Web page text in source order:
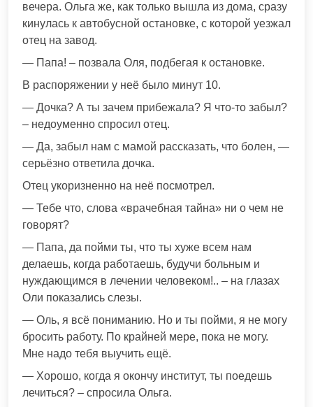
вечера. Ольга же, как только вышла из дома, сразу
кинулась к автобусной остановке, с которой уезжал
отец на завод.
— Папа! – позвала Оля, подбегая к остановке.
В распоряжении у неё было минут 10.
— Дочка? А ты зачем прибежала? Я что-то забыл?
– недоуменно спросил отец.
— Да, забыл нам с мамой рассказать, что болен, —
серьёзно ответила дочка.
Отец укоризненно на неё посмотрел.
— Тебе что, слова «врачебная тайна» ни о чем не
говорят?
— Папа, да пойми ты, что ты хуже всем нам
делаешь, когда работаешь, будучи больным и
нуждающимся в лечении человеком!.. – на глазах
Оли показались слезы.
— Оль, я всё пониманию. Но и ты пойми, я не могу
бросить работу. По крайней мере, пока не могу.
Мне надо тебя выучить ещё.
— Хорошо, когда я окончу институт, ты поедешь
лечиться? – спросила Ольга.